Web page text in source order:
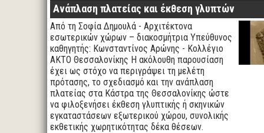
Ανάπλαση πλατείας και έκθεση γλυπτών
Από τη Σοφία Δημουλά - Αρχιτέκτονα
εσωτερικών χώρων – διακοσμήτρια Υπεύθυνος
καθηγητής: Κωνσταντίνος Αρώνης - Κολλέγιο
ΑΚΤΟ Θεσσαλονίκης Η ακόλουθη παρουσίαση
έχει ως στόχο να περιγράψει τη μελέτη
πρότασης, το σχεδιασμό και την ανάπλαση
πλατείας στα Κάστρα της Θεσσαλονίκης ώστε
να φιλοξενήσει έκθεση γλυπτικής ή σκηνικών
εγκαταστάσεων εξωτερικού χώρου, συνολικής
εκθετικής χωρητικότητας δέκα θέσεων.